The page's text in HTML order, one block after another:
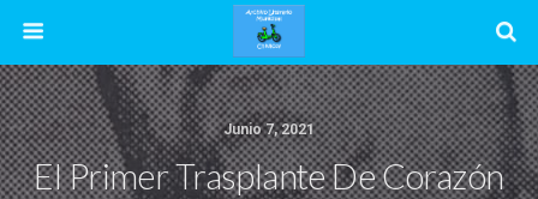
Junio 7, 2021
El Primer Trasplante De Corazón